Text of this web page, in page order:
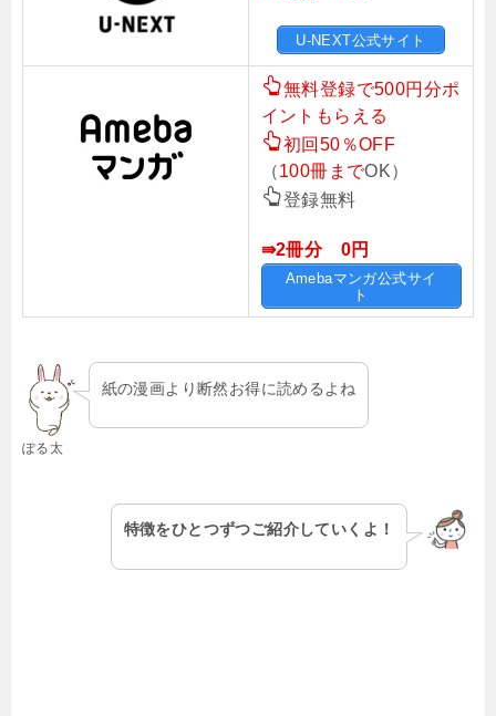
U-NEXT公式サイト
無料登録で500円分ポ
イントもらえる
初回50％OFF
（100冊までOK）
登録無料
⇛2冊分 0円
Amebaマンガ公式サイ
ト
ぽる太
紙の漫画より断然お得に読めるよね
特徴をひとつずつご紹介していくよ！